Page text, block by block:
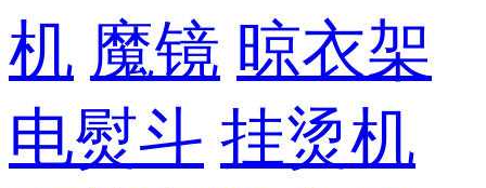
机 魔镜 晾衣架
电熨斗 挂烫机